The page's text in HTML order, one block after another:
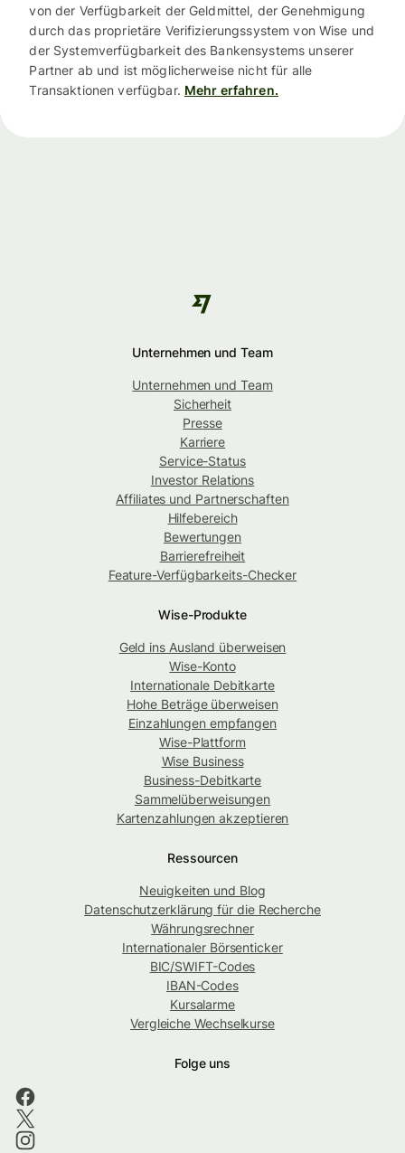
von der Verfügbarkeit der Geldmittel, der Genehmigung
durch das proprietäre Verifizierungssystem von Wise und
der Systemverfügbarkeit des Bankensystems unserer
Partner ab und ist möglicherweise nicht für alle
Transaktionen verfügbar. Mehr erfahren.
Unternehmen und Team
Unternehmen und Team
Sicherheit
Presse
Karriere
Service-Status
Investor Relations
Affiliates und Partnerschaften
Hilfebereich
Bewertungen
Barrierefreiheit
Feature-Verfügbarkeits-Checker
Wise-Produkte
Geld ins Ausland überweisen
Wise-Konto
Internationale Debitkarte
Hohe Beträge überweisen
Einzahlungen empfangen
Wise-Plattform
Wise Business
Business-Debitkarte
Sammelüberweisungen
Kartenzahlungen akzeptieren
Ressourcen
Neuigkeiten und Blog
Datenschutzerklärung für die Recherche
Währungsrechner
Internationaler Börsenticker
BIC/SWIFT-Codes
IBAN-Codes
Kursalarme
Vergleiche Wechselkurse
Folge uns